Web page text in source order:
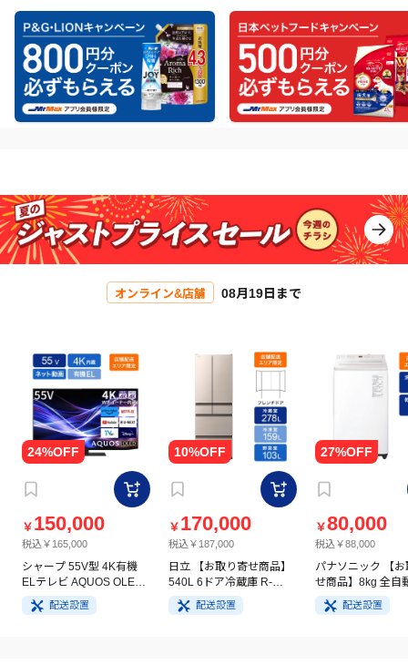
オンライン&店舗 08月19日まで
￥ 150,000
税込￥165,000
シャープ 55V型 4K有機
ELテレビ AQUOS OLED
4T-C55GQ3
配送設置
￥ 170,000
税込￥187,000
日立 【お取り寄せ商品】
540L 6ドア冷蔵庫 R-
HW54V(N) ライトゴール
ド
配送設置
￥80,000
税込￥88,000
パナソニック 【お
せ商品】8kg 全自
洗濯機 NA-
イト
配送設置